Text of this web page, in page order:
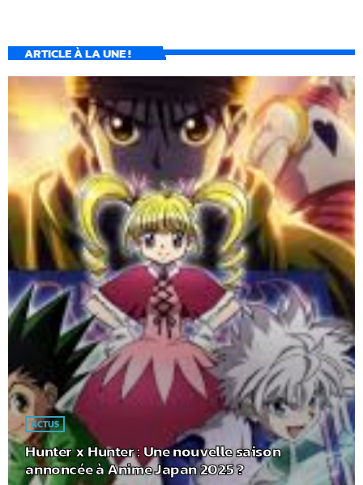
ARTICLE À LA UNE !
ACTUS
Hunter x Hunter : Une nouvelle saison
annoncée à Anime Japan 2025 ?